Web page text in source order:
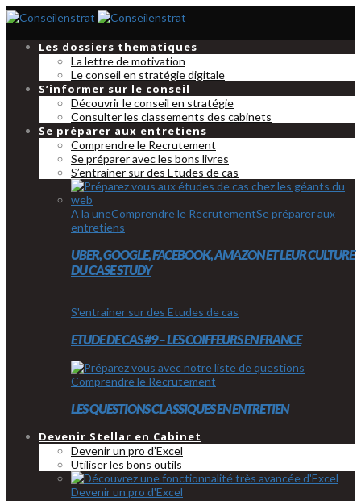
Les dossiers thematiques
La lettre de motivation
Le conseil en stratégie digitale
S’informer sur le conseil
Découvrir le conseil en stratégie
Consulter les classements des cabinets
Se préparer aux entretiens
Comprendre le Recrutement
Se préparer avec les bons livres
S’entrainer sur des Etudes de cas
A la uneComprendre le RecrutementSe préparer aux
entretiens
UBER, GOOGLE, FACEBOOK, AMAZON ET LEUR CULTURE
DU CASE STUDY
S'entrainer sur des Etudes de cas
ETUDE DE CAS #9 – LES COIFFEURS EN FRANCE
Comprendre le Recrutement
LES QUESTIONS CLASSIQUES EN ENTRETIEN
Devenir Stellar en Cabinet
Devenir un pro d’Excel
Utiliser les bons outils
Devenir un pro d'Excel